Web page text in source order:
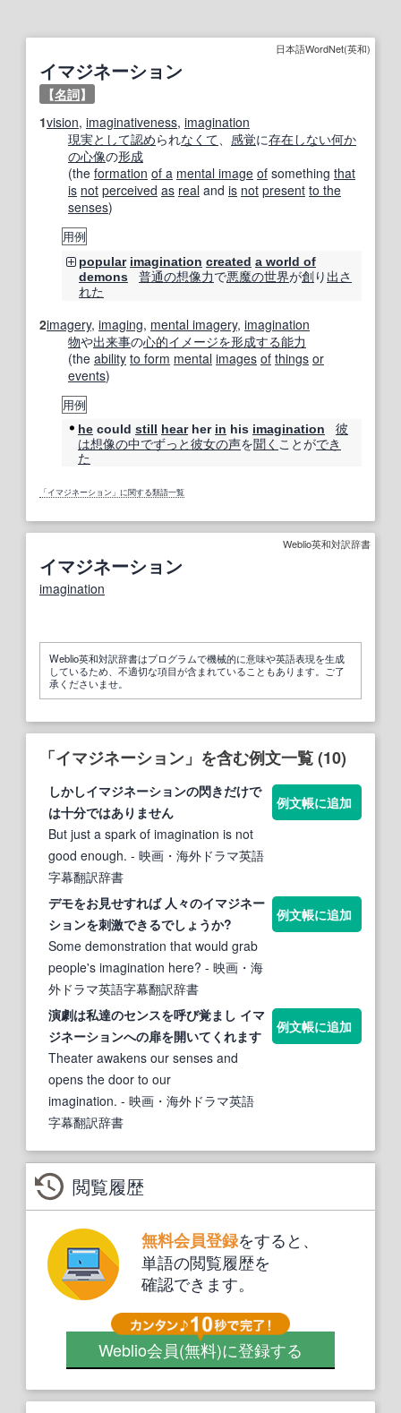
日本語WordNet(英和)
イマジネーション
【名詞】
1vision, imaginativeness, imagination
現実として認められなくて 感覚に存在しない何か
の心像の形成
(the formation of a mental image of something that
is not perceived as real and is not present to the
senses)
用例
popular imagination created a world of
demons
普通の想像力で悪魔の世界が創り 出さ
れた
2imagery, imaging, mental imagery, imagination
物や出来事の心的イメージを形成する能力
(the ability to form mental images of things or
events)
用例
he could still hearher in his imagination
彼
は想像の中でずっと彼女の声を聞く ことができ
た
「イマジネーション」に関する類語一覧
Weblio英和対訳辞書
イマジネーション
imagination
Weblio英和対訳辞書はプログラムで機械的に意味や英語表現を生成
しているため、不適切な項目が含まれていることもあります。ご了
承くださいませ。
「イマジネーション」を含む例文一覧 (10)
しかしイマジネーションの閃きだけで
は十分ではありません
But just a spark of imagination is not
good enough. - 映画・海外ドラマ英語
字幕翻訳辞書
例文帳に追加
デモをお見せすれば 人々のイマジネー
ションを刺激できるでしょうか?
Some demonstration that would grab
people's imagination here? - 映画・海
外ドラマ英語字幕翻訳辞書
例文帳に追加
演劇は私達のセンスを呼び覚まし イマ
ジネーションへの扉を開いてくれます
Theater awakens our senses and
opens the door to our
imagination. - 映画・海外ドラマ英語
字幕翻訳辞書
例文帳に追加
閲覧履歴
無料会員登録をすると、
単語の閲覧履歴を
確認できます。
Weblio会員(無料)に登録する